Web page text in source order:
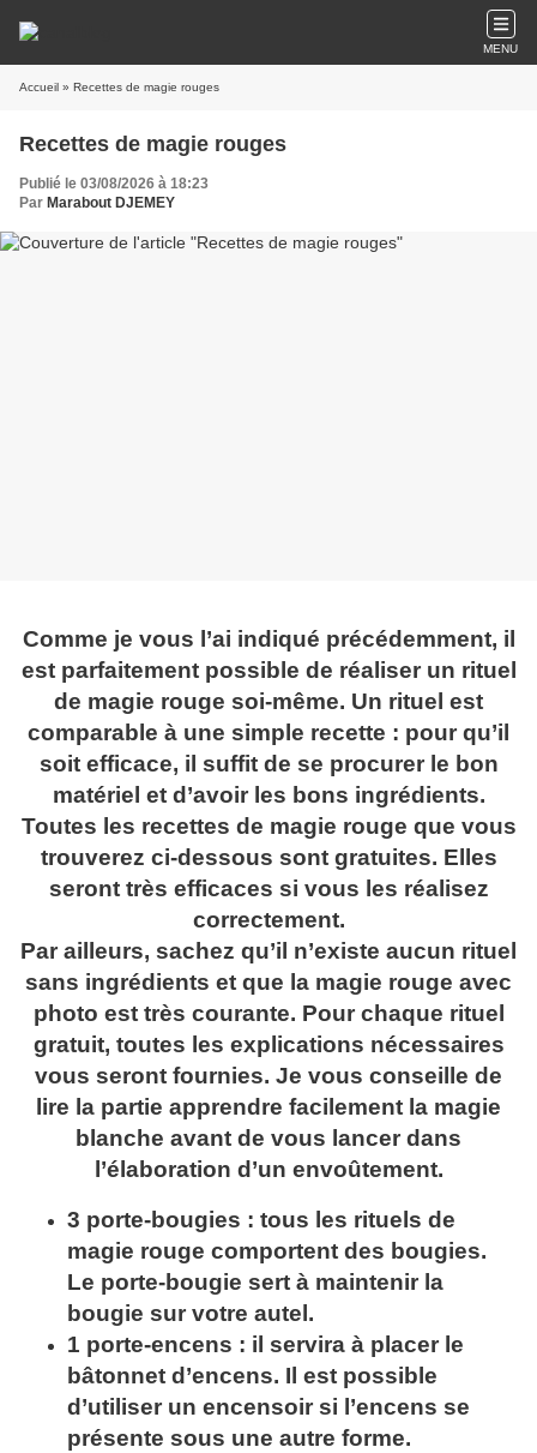
MENU
Accueil » Recettes de magie rouges
Recettes de magie rouges
Publié le 03/08/2026 à 18:23
Par Marabout DJEMEY
Comme je vous l’ai indiqué précédemment, il
est parfaitement possible de réaliser un rituel
de magie rouge soi-même. Un rituel est
comparable à une simple recette : pour qu’il
soit efficace, il suffit de se procurer le bon
matériel et d’avoir les bons ingrédients.
Toutes les recettes de magie rouge que vous
trouverez ci-dessous sont gratuites. Elles
seront très efficaces si vous les réalisez
correctement.
Par ailleurs, sachez qu’il n’existe aucun rituel
sans ingrédients et que la magie rouge avec
photo est très courante. Pour chaque rituel
gratuit, toutes les explications nécessaires
vous seront fournies. Je vous conseille de
lire la partie apprendre facilement la magie
blanche avant de vous lancer dans
l’élaboration d’un envoûtement.
3 porte-bougies : tous les rituels de
magie rouge comportent des bougies.
Le porte-bougie sert à maintenir la
bougie sur votre autel.
1 porte-encens : il servira à placer le
bâtonnet d’encens. Il est possible
d’utiliser un encensoir si l’encens se
présente sous une autre forme.